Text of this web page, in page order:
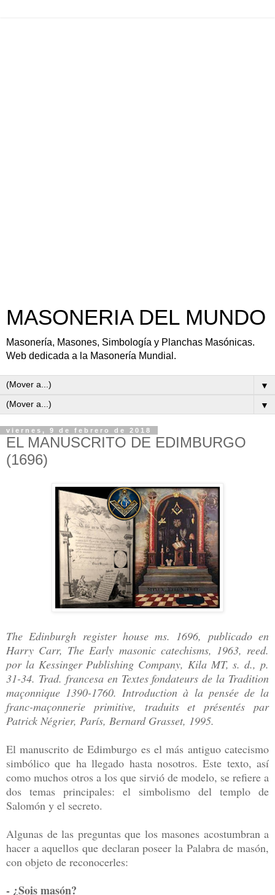
MASONERIA DEL MUNDO
Masonería, Masones, Simbología y Planchas Masónicas.
Web dedicada a la Masonería Mundial.
▼
▼
viernes, 9 de febrero de 2018
EL MANUSCRITO DE EDIMBURGO
(1696)
The Edinburgh register house ms. 1696, publicado en
Harry Carr, The Early masonic catechisms, 1963, reed.
por la Kessinger Publishing Company, Kila MT, s. d., p.
31-34. Trad. francesa en Textes fondateurs de la Tradition
maçonnique 1390-1760. Introduction à la pensée de la
franc-maçonnerie primitive, traduits et présentés par
Patrick Négrier, París, Bernard Grasset, 1995.
El manuscrito de Edimburgo es el más antiguo catecismo
simbólico que ha llegado hasta nosotros. Este texto, así
como muchos otros a los que sirvió de modelo, se refiere a
dos temas principales: el simbolismo del templo de
Salomón y el secreto.
Algunas de las preguntas que los masones acostumbran a
hacer a aquellos que declaran poseer la Palabra de masón,
con objeto de reconocerles:
- ¿Sois masón?